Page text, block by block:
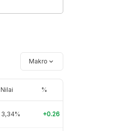
Makro
Nilai %
3,34% +0.26